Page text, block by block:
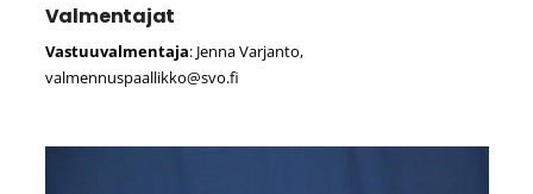
Valmentajat
Vastuuvalmentaja: Jenna Varjanto,
valmennuspaallikko@svo.fi